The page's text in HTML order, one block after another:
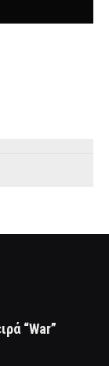
“War”